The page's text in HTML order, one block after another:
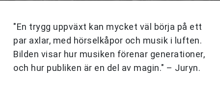
"En trygg uppväxt kan mycket väl börja på ett
par axlar, med hörselkåpor och musik i luften.
Bilden visar hur musiken förenar generationer,
och hur publiken är en del av magin." – Juryn.